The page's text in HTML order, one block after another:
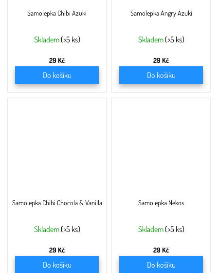
Samolepka Chibi Azuki
Skladem (>5 ks)
29 Kč
Do košíku
Samolepka Angry Azuki
Skladem (>5 ks)
29 Kč
Do košíku
Samolepka Chibi Chocola & Vanilla
Skladem (>5 ks)
29 Kč
Do košíku
Samolepka Nekos
Skladem (>5 ks)
29 Kč
Do košíku